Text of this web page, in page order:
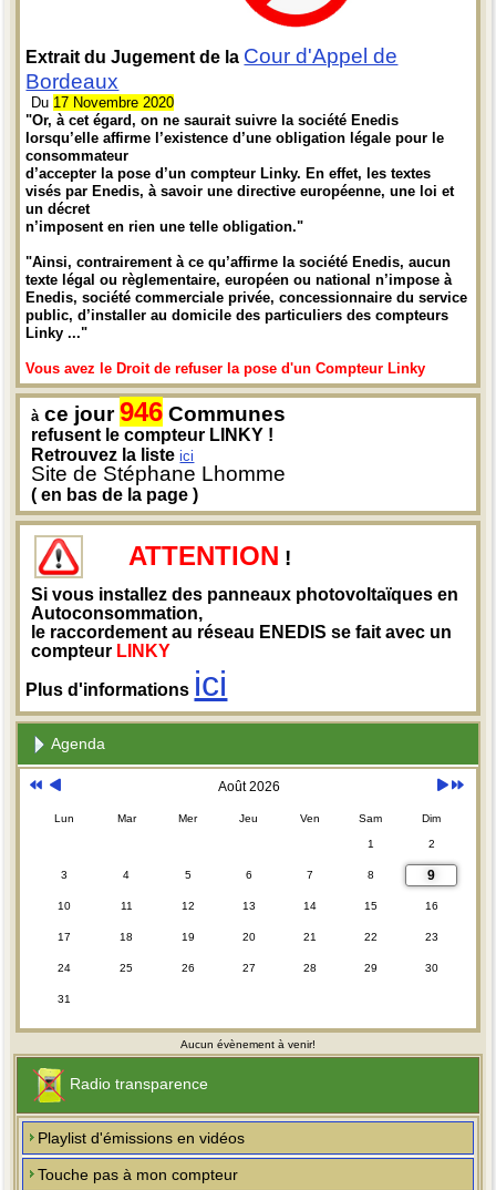
Extrait du Jugement de la Cour d'Appel de
Bordeaux
Du 17 Novembre 2020
"Or, à cet égard, on ne saurait suivre la société Enedis
lorsqu’elle affirme l’existence d’une obligation légale pour le
consommateur
d’accepter la pose d’un compteur Linky. En effet, les textes
visés par Enedis, à savoir une directive européenne, une loi et
un décret
n’imposent en rien une telle obligation."
"Ainsi, contrairement à ce qu’affirme la société Enedis, aucun
texte légal ou règlementaire, européen ou national n’impose à
Enedis, société commerciale privée, concessionnaire du service
public, d’installer au domicile des particuliers des compteurs
Linky ..."
Vous avez le Droit de refuser la pose d'un Compteur Linky
à ce jour946 Communes
refusent le compteur LINKY !
Retrouvez la listeici
Site de Stéphane Lhomme
( en bas de la page )
ATTENTION !
Si vous installez des panneaux photovoltaïques en
Autoconsommation,
le raccordement au réseau ENEDIS se fait avec un
compteur LINKY
Plus d'informations ici
Agenda
Août 2026
Lun Mar Mer Jeu Ven Sam Dim
1 2
3 4 5 6 7 8 9
10 11 12 13 14 15 16
17 18 19 20 21 22 23
24 25 26 27 28 29 30
31
Aucun évènement à venir!
Radio transparence
Playlist d'émissions en vidéos
Touche pas à mon compteur